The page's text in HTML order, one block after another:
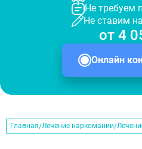
Не требуем
Не ставим
Онлайн
от 4
Главная Лечение наркомании